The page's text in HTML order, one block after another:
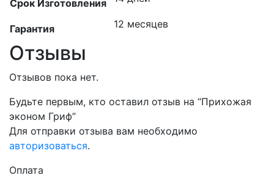
Срок Изготовления
Гарантия 12 месяцев
Отзывы
Отзывов пока нет.
Будьте первым, кто оставил отзыв на “Прихожая
эконом Гриф”
Для отправки отзыва вам необходимо
авторизоваться.
Оплата